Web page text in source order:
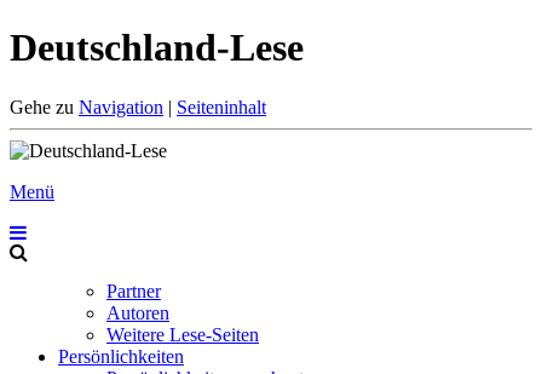
Deutschland-Lese
Gehe zu Navigation | Seiteninhalt
Menü
Partner
Autoren
Weitere Lese-Seiten
Persönlichkeiten